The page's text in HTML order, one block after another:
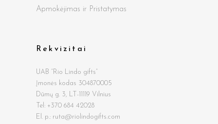
Apmokėjimas ir Pristatymas
Rekvizitai
UAB “Rio Lindo gifts”
Įmonės kodas 304870005
Dūmų g. 3, LT-11119 Vilnius
Tel: +370 684 42028
El. p.: ruta@riolindogifts.com